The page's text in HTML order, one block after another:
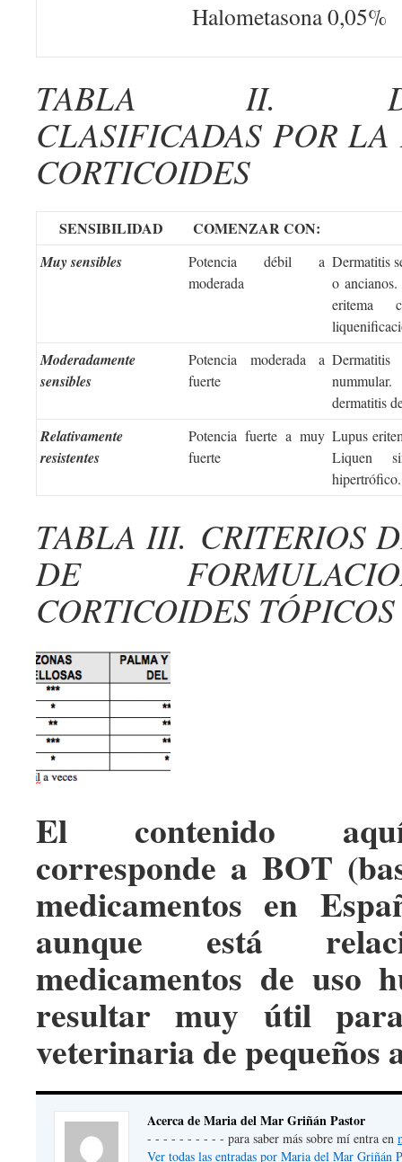
Halometasona 0,05%
TABLA II.
CLASIFICADAS POR LA
CORTICOIDES
SENSIBILIDAD COMENZAR CON:
Muy sensibles
Potencia débil a
moderada
Dermatitis
o
eritema
Moderadamente
sensibles
Potencia moderada a
fuerte
dermatitis
Relativamente
resistentes
Potencia fuerte a muy
fuerte
Lupus
Liquen
TABLA III. CRITERIOS
DE
CORTICOIDES TÓPICOS
El contenido
corresponde a BOT
medicamentos en
aunque está
medicamentos de uso
resultar muy útil
veterinaria de pequeños
Acerca de Maria del Mar Griñán Pastor
- - - - - - - - - - para saber más sobre mí entra en
Ver todas las entradas por Maria del Mar Griñán